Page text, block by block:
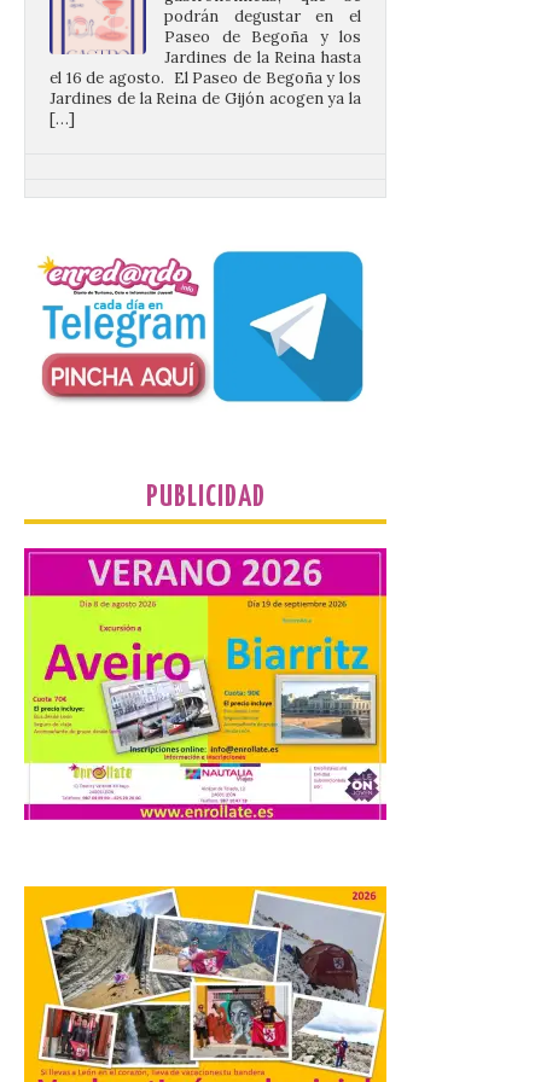
el 16 de agosto. El Paseo de Begoña y los
Jardines de la Reina de Gijón acogen ya la
León de…viaje.
10 Ago 2026
Nueva edición de León
de…viaje. Una iniciativa
Turismo, Ocio e Información para
jóvenes “Enredando.info”. Desde las
[…]
UPL cuestiona a la Junta
por no imponer sanciones
a Aucalsa, como hará el
Principado de Asturias,
por cobrar en la AP-66 la
tarifa íntegra pese a estar
en obras
La formación leonesista
registró una batería de
preguntas escritas en las
Cortes autonómicas
mediante las cuales vuelve
a reclamar a la institución autonómica
que exija al Gobierno de España la
supresión de este peaje por la ilegalidad
PUBLICIDAD